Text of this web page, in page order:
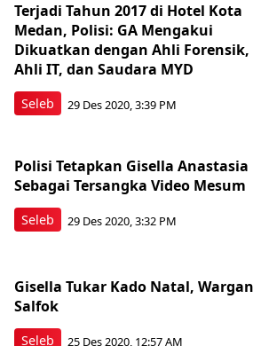
Seleb
Terjadi Tahun 2017 di Hotel Kota
Medan, Polisi: GA Mengakui
Dikuatkan dengan Ahli Forensik,
Ahli IT, dan Saudara MYD
29 Des 2020, 3:39 PM
Seleb
Polisi Tetapkan Gisella Anastasia
Sebagai Tersangka Video Mesum
29 Des 2020, 3:32 PM
Seleb
Gisella Tukar Kado Natal,
Salfok
25 Des 2020, 12:57 AM